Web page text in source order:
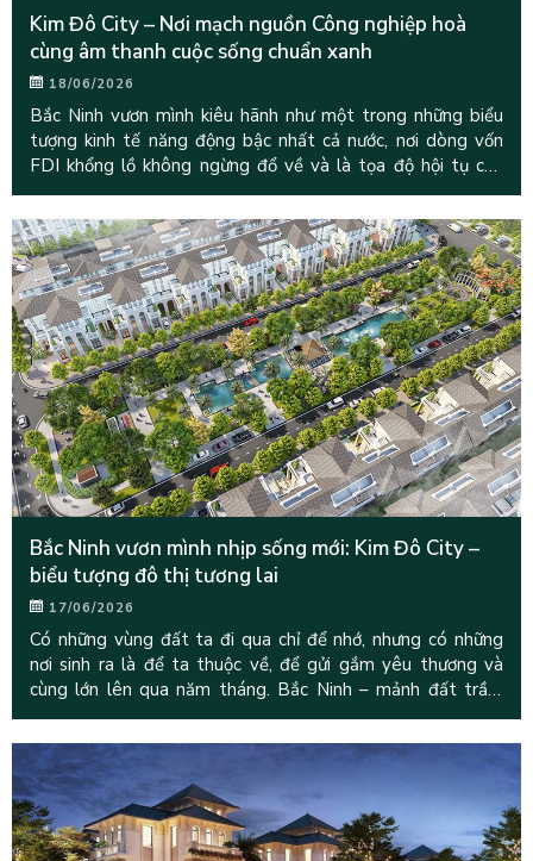
Kim Đô City – Nơi mạch nguồn Công nghiệp hoà
cùng âm thanh cuộc sống chuẩn xanh
18/06/2026
Bắc Ninh vươn mình kiêu hãnh như một trong những biểu
tượng kinh tế năng động bậc nhất cả nước, nơi dòng vốn
FDI khổng lồ không ngừng đổ về và là tọa độ hội tụ của
hàng vạn chuyên
Bắc Ninh vươn mình nhịp sống mới: Kim Đô City –
biểu tượng đô thị tương lai
17/06/2026
Có những vùng đất ta đi qua chỉ để nhớ, nhưng có những
nơi sinh ra là để ta thuộc về, để gửi gắm yêu thương và
cùng lớn lên qua năm tháng. Bắc Ninh – mảnh đất trầm
tích